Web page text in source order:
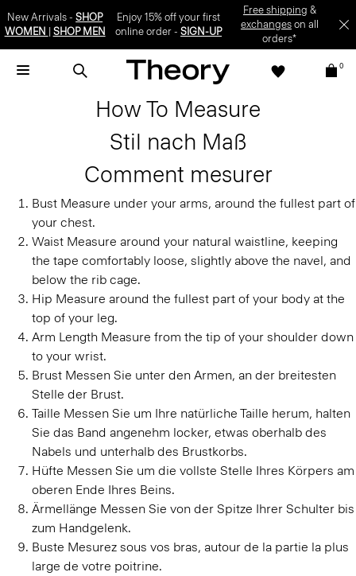
New Arrivals - SHOP
WOMEN
SHOP MEN
Enjoy 15% off your first
online order -SIGN-UP
Free shipping &
exchangeson all
orders*
0
How To Measure
Stil nach Maß
Comment mesurer
Bust Measure under your arms, around the fullest part of
your chest.
Waist Measure around your natural waistline, keeping
the tape comfortably loose, slightly above the navel, and
below the rib cage.
Hip Measure around the fullest part of your body at the
top of your leg.
Arm Length Measure from the tip of your shoulder down
to your wrist.
Brust Messen Sie unter den Armen, an der breitesten
Stelle der Brust.
Taille Messen Sie um Ihre natürliche Taille herum, halten
Sie das Band angenehm locker, etwas oberhalb des
Nabels und unterhalb des Brustkorbs.
Hüfte Messen Sie um die vollste Stelle Ihres Körpers am
oberen Ende Ihres Beins.
Ärmellänge Messen Sie von der Spitze Ihrer Schulter bis
zum Handgelenk.
Buste Mesurez sous vos bras, autour de la partie la plus
large de votre poitrine.